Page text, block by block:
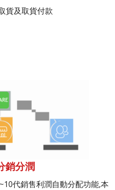
貨及取貨付款
銷分潤
代銷售利潤自動分配功能,本